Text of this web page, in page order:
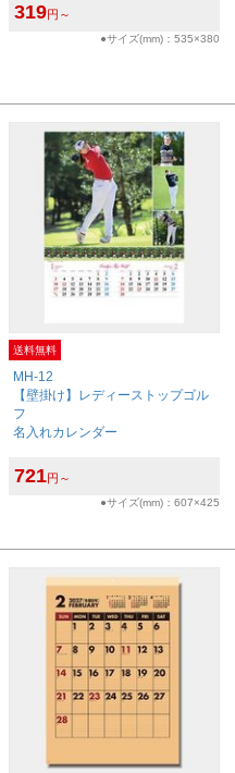
319円～
●サイズ(mm)：535×380
送料無料
MH-12
【壁掛け】レディーストップゴル
フ
名入れカレンダー
721円～
●サイズ(mm)：607×425